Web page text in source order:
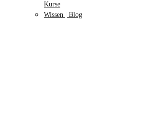
Kurse
Wissen | Blog